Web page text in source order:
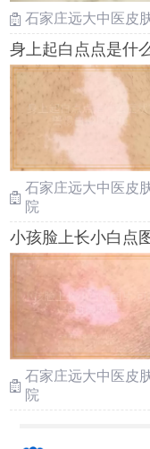
石家庄远大中医
身上起白点点是什
石家庄远大中医皮
院
小孩脸上长小白点
石家庄远大中医皮
院